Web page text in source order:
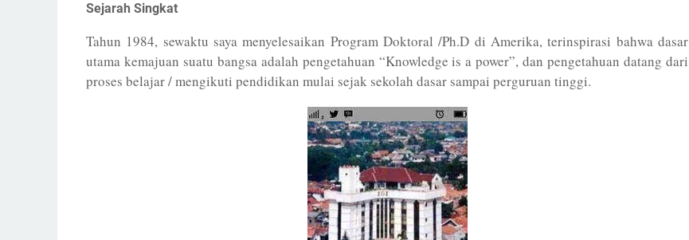
Sejarah Singkat
Tahun 1984, sewaktu saya menyelesaikan Program Doktoral /Ph.D di Amerika, terinspirasi bahwa dasar
utama kemajuan suatu bangsa adalah pengetahuan “Knowledge is a power”, dan pengetahuan datang dari
proses belajar / mengikuti pendidikan mulai sejak sekolah dasar sampai perguruan tinggi.